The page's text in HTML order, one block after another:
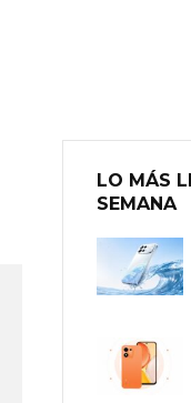
LO MÁS
SEMANA